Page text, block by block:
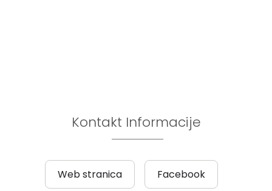
Kontakt Informacije
Web stranica Facebook